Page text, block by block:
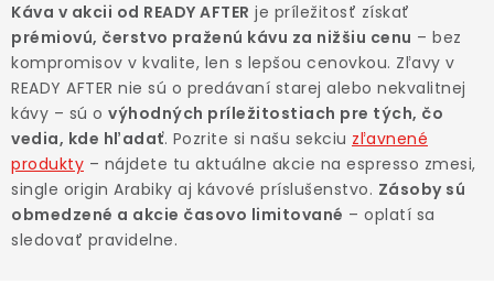
PRÍSLUŠENSTVO
POCHUTINY
PRE DETI
ZĽAVNENÉ PRODUKTY
Káva v akcii od READY AFTER je príležitosť získať
prémiovú, čerstvo praženú kávu za nižšiu cenu – bez
kompromisov v kvalite, len s lepšou cenovkou. Zľavy v
READY AFTER nie sú o predávaní starej alebo nekvalitnej
kávy – sú o výhodných príležitostiach pre tých, čo
vedia, kde hľadať. Pozrite si našu sekciu zľavnené
produkty – nájdete tu aktuálne akcie na espresso zmesi,
single origin Arabiky aj kávové príslušenstvo. Zásoby sú
obmedzené a akcie časovo limitované – oplatí sa
sledovať pravidelne.